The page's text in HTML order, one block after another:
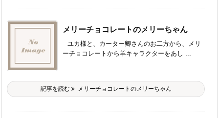
メリーチョコレートのメリーちゃん
ユカ様と、カーター卿さんのお二方から、メリ
ーチョコレートから羊キャラクターをあし ...
記事を読む メリーチョコレートのメリーちゃん